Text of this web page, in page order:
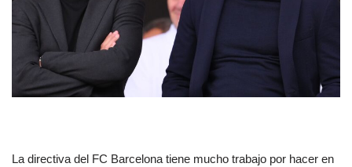
La directiva del FC Barcelona tiene mucho trabajo por hacer en